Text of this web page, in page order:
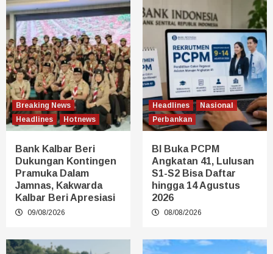
Breaking News
Headlines
Hotnews
Bank Kalbar Beri
Dukungan Kontingen
Pramuka Dalam
Jamnas, Kakwarda
Kalbar Beri Apresiasi
09/08/2026
Headlines
Nasional
Perbankan
BI Buka PCPM
Angkatan 41, Lulusan
S1-S2 Bisa Daftar
hingga 14 Agustus
2026
08/08/2026